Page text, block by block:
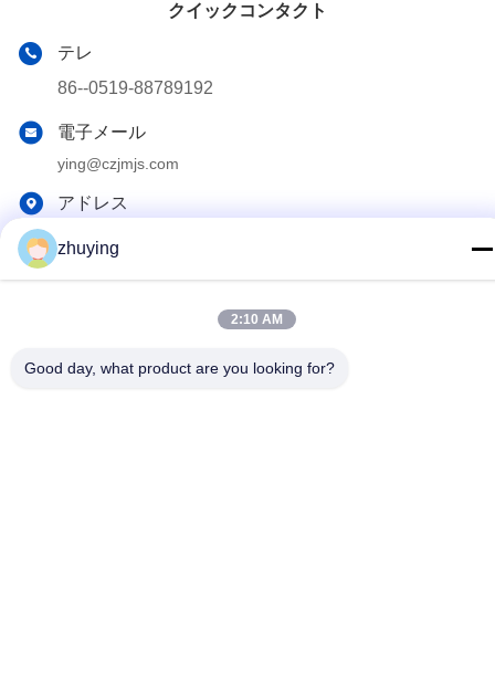
クイックコンタクト
テレ
86--0519-88789192
電子メール
ying@czjmjs.com
アドレス
ZHONGLOU地区の常州都市江蘇省
プライバシーポリシー
中国 良好 品質 大きいクーラーのアイスパック サプライヤー。
zhuying
2:10 AM
Good day, what product are you looking for?